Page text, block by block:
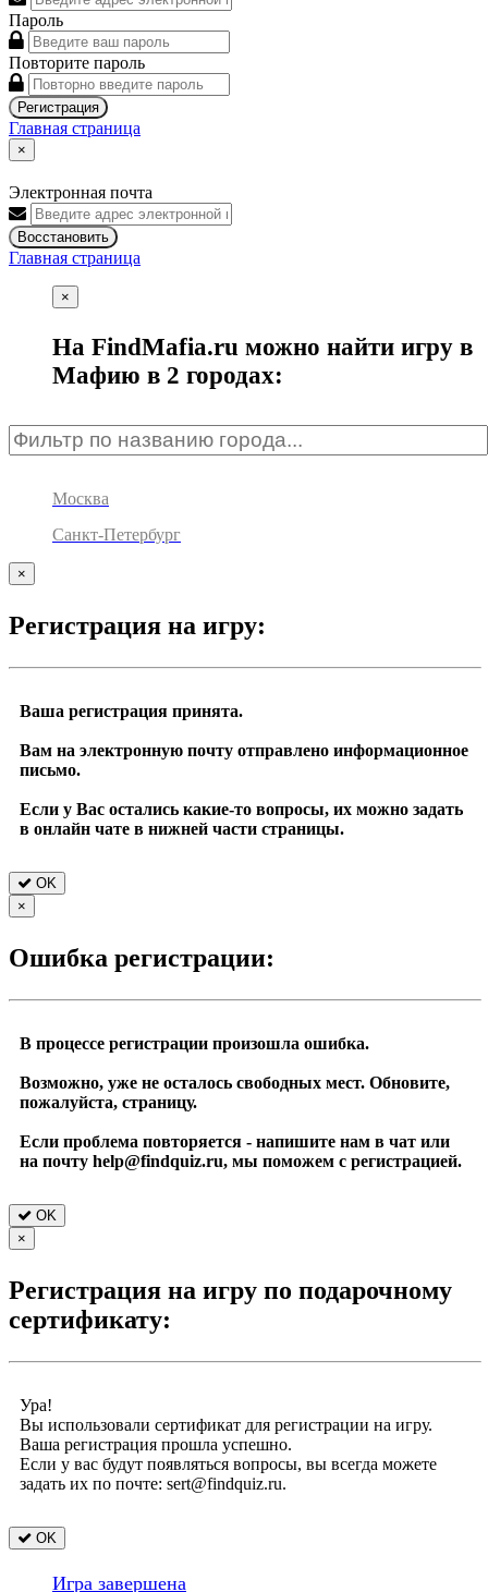
Пароль
Повторите пароль
Регистрация
Главная страница
×
Электронная почта
Восстановить
Главная страница
×
На FindMafia.ru можно найти игру в
Мафию в 2 городах:
Москва
Санкт-Петербург
×
Регистрация на игру:
Ваша регистрация принята.
Вам на электронную почту отправлено информационное
письмо.
Если у Вас остались какие-то вопросы, их можно задать
в онлайн чате в нижней части страницы.
OK
×
Ошибка регистрации:
В процессе регистрации произошла ошибка.
Возможно, уже не осталось свободных мест. Обновите,
пожалуйста, страницу.
Если проблема повторяется - напишите нам в чат или
на почту help@findquiz.ru, мы поможем с регистрацией.
OK
×
Регистрация на игру по подарочному
сертификату:
Ура!
Вы использовали сертификат для регистрации на игру.
Ваша регистрация прошла успешно.
Если у вас будут появляться вопросы, вы всегда можете
задать их по почте: sert@findquiz.ru.
OK
Игра завершена